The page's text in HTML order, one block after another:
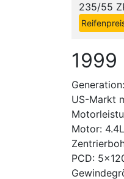
235/55
1999
US-Markt
Motor:
PCD: